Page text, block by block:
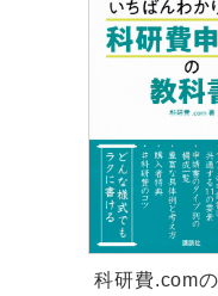
科研費.com